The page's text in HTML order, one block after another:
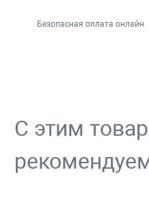
Безопасная оплата онлайн
С этим